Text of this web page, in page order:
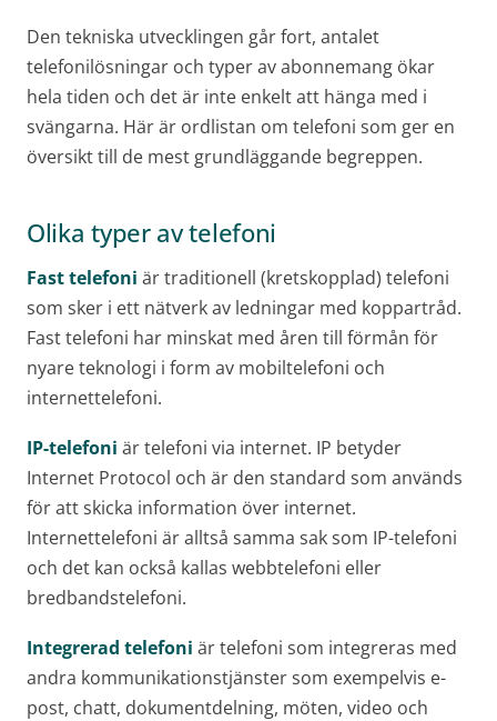
Den tekniska utvecklingen går fort, antalet
telefonilösningar och typer av abonnemang ökar
hela tiden och det är inte enkelt att hänga med i
svängarna. Här är ordlistan om telefoni som ger en
översikt till de mest grundläggande begreppen.
Olika typer av telefoni
Fast telefoni är traditionell (kretskopplad) telefoni
som sker i ett nätverk av ledningar med koppartråd.
Fast telefoni har minskat med åren till förmån för
nyare teknologi i form av mobiltelefoni och
internettelefoni.
IP-telefoni är telefoni via internet. IP betyder
Internet Protocol och är den standard som används
för att skicka information över internet.
Internettelefoni är alltså samma sak som IP-telefoni
och det kan också kallas webbtelefoni eller
bredbandstelefoni.
Integrerad telefoni är telefoni som integreras med
andra kommunikationstjänster som exempelvis e-
post, chatt, dokumentdelning, möten, video och